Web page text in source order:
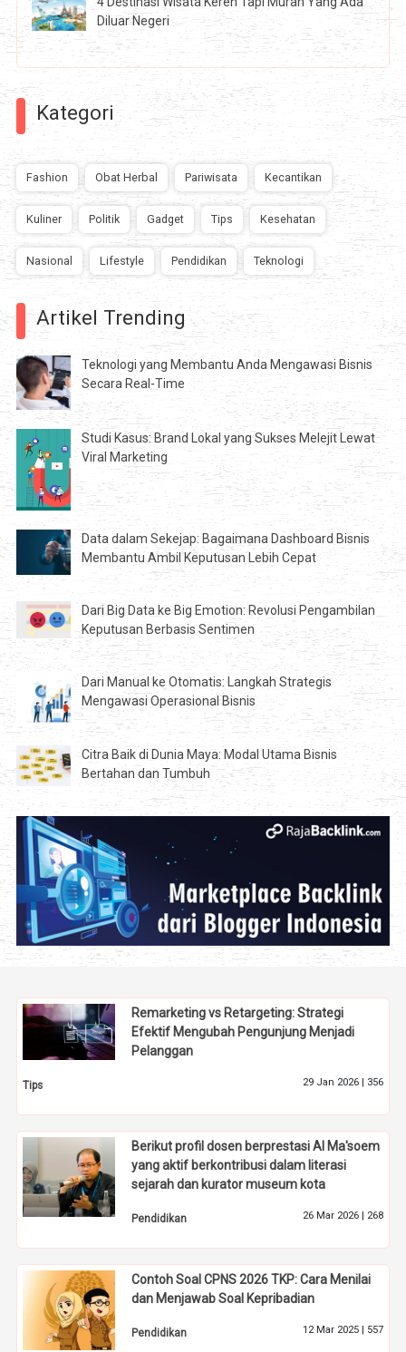
Diluar Negeri
Kategori
Fashion Obat Herbal Pariwisata Kecantikan
Kuliner Politik Gadget Tips Kesehatan
Nasional Lifestyle Pendidikan Teknologi
Artikel Trending
Teknologi yang Membantu Anda Mengawasi Bisnis
Secara Real-Time
Studi Kasus: Brand Lokal yang Sukses Melejit Lewat
Viral Marketing
Data dalam Sekejap: Bagaimana Dashboard Bisnis
Membantu Ambil Keputusan Lebih Cepat
Dari Big Data ke Big Emotion: Revolusi Pengambilan
Keputusan Berbasis Sentimen
Dari Manual ke Otomatis: Langkah Strategis
Mengawasi Operasional Bisnis
Citra Baik di Dunia Maya: Modal Utama Bisnis
Bertahan dan Tumbuh
Remarketing vs Retargeting: Strategi
Efektif Mengubah Pengunjung Menjadi
Pelanggan
Tips 29 Jan 2026 | 356
Berikut profil dosen berprestasi Al Ma'soem
yang aktif berkontribusi dalam literasi
sejarah dan kurator museum kota
Pendidikan 26 Mar 2026 | 268
Contoh Soal CPNS 2026 TKP: Cara Menilai
dan Menjawab Soal Kepribadian
Pendidikan 12 Mar 2025 | 557